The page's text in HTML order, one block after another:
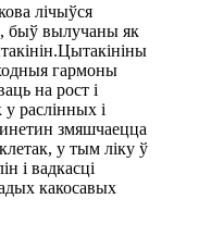
лічыўся
быў вылучаны як
гармоны
на рост і
раслінных і
змяшчаецца
у тым ліку ў
і вадкасці
какосавых